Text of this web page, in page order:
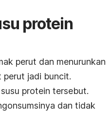
protein
perut dan menurunkan
perut jadi buncit.
protein tersebut.
dan tidak